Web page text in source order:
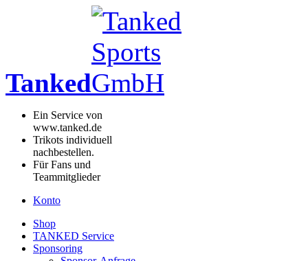
Tanked
Ein Service von
www.tanked.de
Trikots individuell
nachbestellen.
Für Fans und
Teammitglieder
Konto
Shop
TANKED Service
Sponsoring